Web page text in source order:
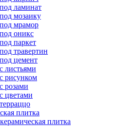
ламинат
мозаику
мрамор
оникс
паркет
травертин
цемент
листьями
рисунком
розами
цветами
плитка
плитка